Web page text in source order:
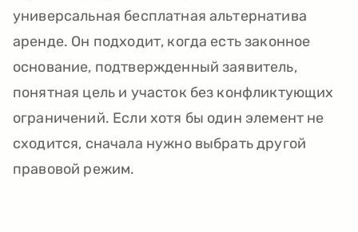
универсальная бесплатная альтернатива
аренде. Он подходит, когда есть законное
основание, подтвержденный заявитель,
понятная цель и участок без конфликтующих
ограничений. Если хотя бы один элемент не
сходится, сначала нужно выбрать другой
правовой режим.